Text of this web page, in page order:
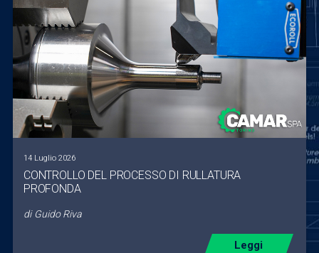
14 Luglio 2026
CONTROLLO DEL PROCESSO DI RULLATURA
PROFONDA
di Guido Riva
Leggi